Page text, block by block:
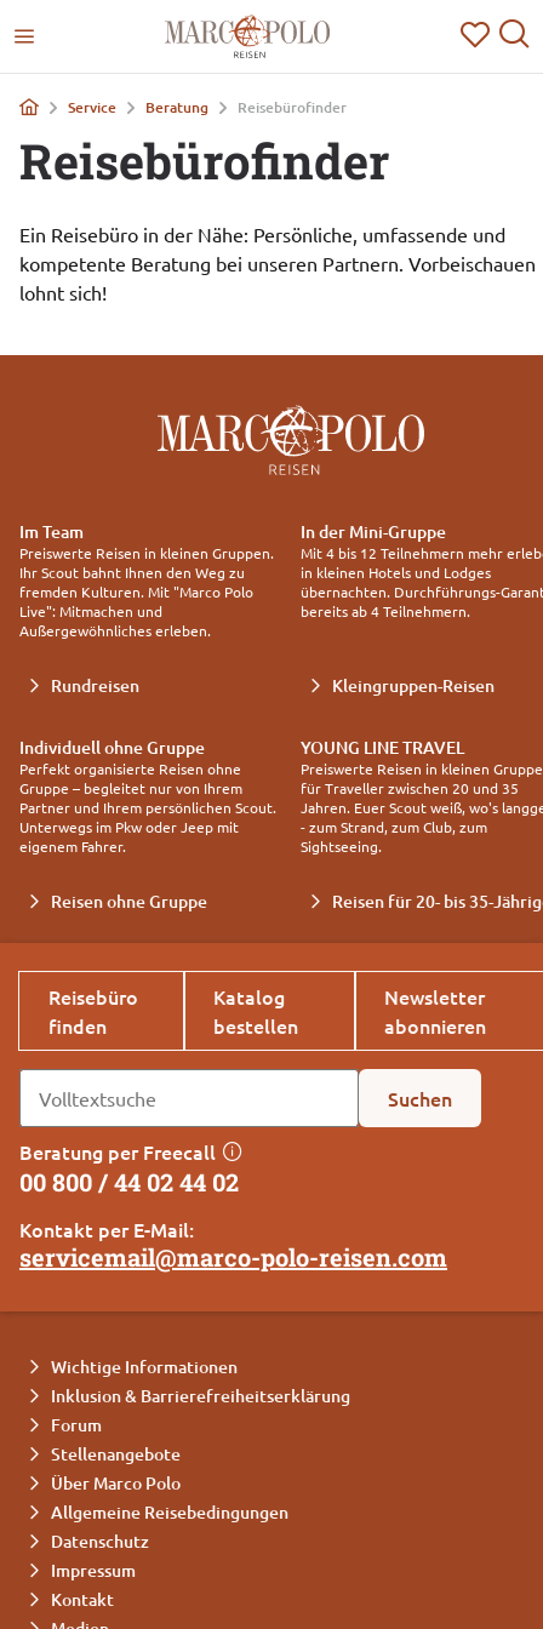
Service Beratung Reisebürofinder
Reisebürofinder
Ein Reisebüro in der Nähe: Persönliche, umfassende und
kompetente Beratung bei unseren Partnern. Vorbeischauen
lohnt sich!
Im Team
Preiswerte Reisen in kleinen Gruppen.
Ihr Scout bahnt Ihnen den Weg zu
fremden Kulturen. Mit "Marco Polo
Live": Mitmachen und
Außergewöhnliches erleben.
Rundreisen
In der Mini-Gruppe
Mit 4 bis 12 Teilnehmern mehr
in kleinen Hotels und Lodges
übernachten. Durchführungs-
bereits ab 4 Teilnehmern.
Kleingruppen-Reisen
Individuell ohne Gruppe
Perfekt organisierte Reisen ohne
Gruppe – begleitet nur von Ihrem
Partner und Ihrem persönlichen Scout.
Unterwegs im Pkw oder Jeep mit
eigenem Fahrer.
Reisen ohne Gruppe
YOUNG LINE TRAVEL
Preiswerte Reisen in kleinen
für Traveller zwischen 20 und 35
Jahren. Euer Scout weiß, wo's
- zum Strand, zum Club, zum
Sightseeing.
Reisen für 20- bis 35-
Reisebüro
finden
Katalog
bestellen
Newsletter
abonnieren
Suchen
Beratung per Freecall
00 800 / 44 02 44 02
Kontakt per E-Mail:
servicemail@marco-polo-reisen.com
Wichtige Informationen
Inklusion & Barrierefreiheitserklärung
Forum
Stellenangebote
Über Marco Polo
Allgemeine Reisebedingungen
Datenschutz
Impressum
Kontakt